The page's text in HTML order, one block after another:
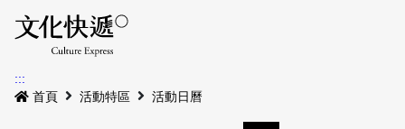
最新公告
:::
首頁
活動特區 活動日曆